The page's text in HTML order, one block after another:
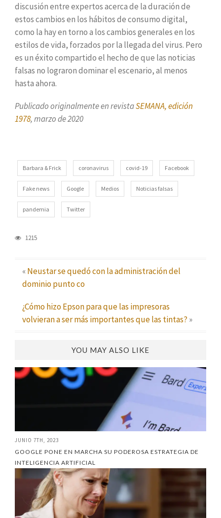
discusión entre expertos acerca de la duración de
estos cambios en los hábitos de consumo digital,
como la hay en torno a los cambios generales en los
estilos de vida, forzados por la llegada del virus. Pero
es un éxito compartido el hecho de que las noticias
falsas no lograron dominar el escenario, al menos
hasta ahora.
Publicado originalmente en revistaSEMANA, edición
1978, marzo de 2020
Barbara & Frick coronavirus covid-19 Facebook
Fake news Google Medios Noticias falsas
pandemia Twitter
1215
«Neustar se quedó con la administración del
dominio punto co
¿Cómo hizo Epson para que las impresoras
volvieran a ser más importantes que las tintas? »
YOU MAY ALSO LIKE
JUNIO 7TH, 2023
GOOGLE PONE EN MARCHA SU PODEROSA ESTRATEGIA DE
INTELIGENCIA ARTIFICIAL